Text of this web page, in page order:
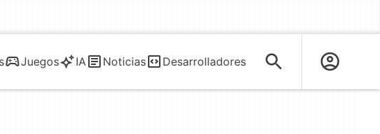
Juegos IA Noticias Desarrolladores